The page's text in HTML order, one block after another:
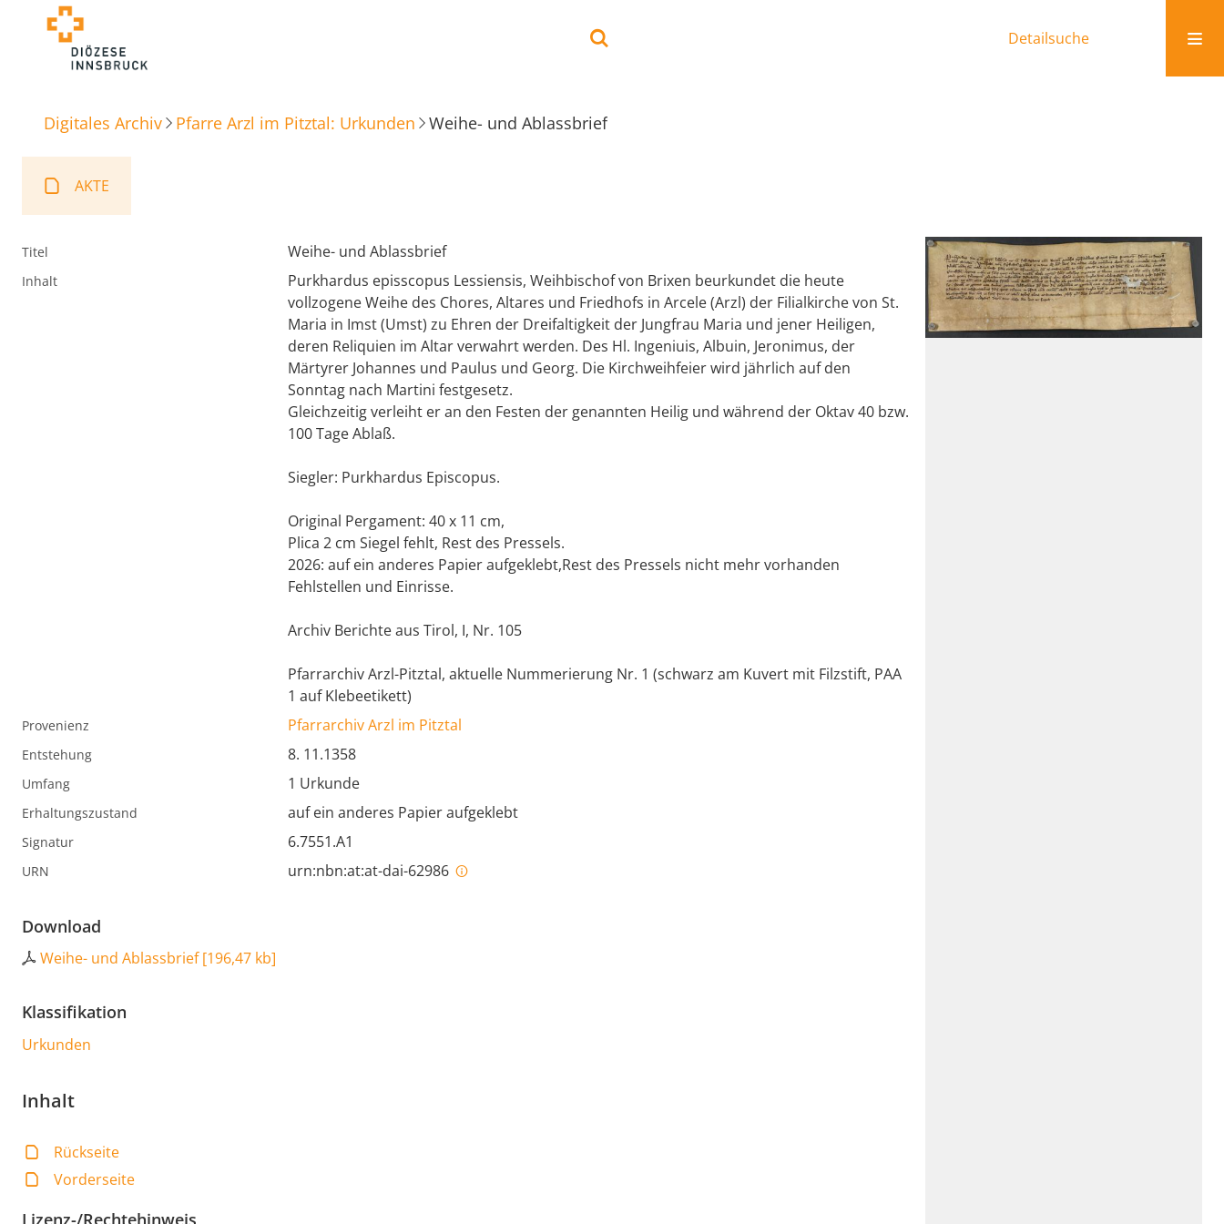
Detailsuche
Digitales Archiv Pfarre Arzl im Pitztal: Urkunden Weihe- und Ablassbrief
AKTE
Titel Weihe- und Ablassbrief
Inhalt
Purkhardus episscopus Lessiensis, Weihbischof von Brixen beurkundet die heute
vollzogene Weihe des Chores, Altares und Friedhofs in Arcele (Arzl) der Filialkirche von St.
Maria in Imst (Umst) zu Ehren der Dreifaltigkeit der Jungfrau Maria und jener Heiligen,
deren Reliquien im Altar verwahrt werden. Des Hl. Ingeniuis, Albuin, Jeronimus, der
Märtyrer Johannes und Paulus und Georg. Die Kirchweihfeier wird jährlich auf den
Sonntag nach Martini festgesetz.
Gleichzeitig verleiht er an den Festen der genannten Heilig und während der Oktav 40 bzw.
100 Tage Ablaß.
Siegler: Purkhardus Episcopus.
Original Pergament: 40 x 11 cm,
Plica 2 cm Siegel fehlt, Rest des Pressels.
2026: auf ein anderes Papier aufgeklebt,Rest des Pressels nicht mehr vorhanden
Fehlstellen und Einrisse.
Archiv Berichte aus Tirol, I, Nr. 105
Pfarrarchiv Arzl-Pitztal, aktuelle Nummerierung Nr. 1 (schwarz am Kuvert mit Filzstift, PAA
1 auf Klebeetikett)
Provenienz Pfarrarchiv Arzl im Pitztal
Entstehung 8. 11.1358
Umfang 1 Urkunde
Erhaltungszustand auf ein anderes Papier aufgeklebt
Signatur 6.7551.A1
URN urn:nbn:at:at-dai-62986
Download
Weihe- und Ablassbrief[196,47 kb]
Klassifikation
Urkunden
Inhalt
Rückseite
Vorderseite
Lizenz-/Rechtehinweis